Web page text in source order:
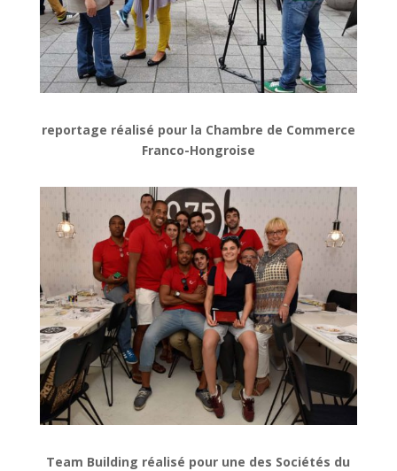
reportage réalisé pour la Chambre de Commerce
Franco-Hongroise
Team Building réalisé pour une des Sociétés du